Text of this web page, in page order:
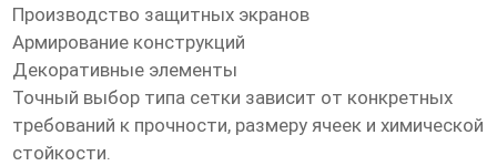
Производство защитных экранов
Армирование конструкций
Декоративные элементы
Точный выбор типа сетки зависит от конкретных
требований к прочности, размеру ячеек и химической
стойкости.